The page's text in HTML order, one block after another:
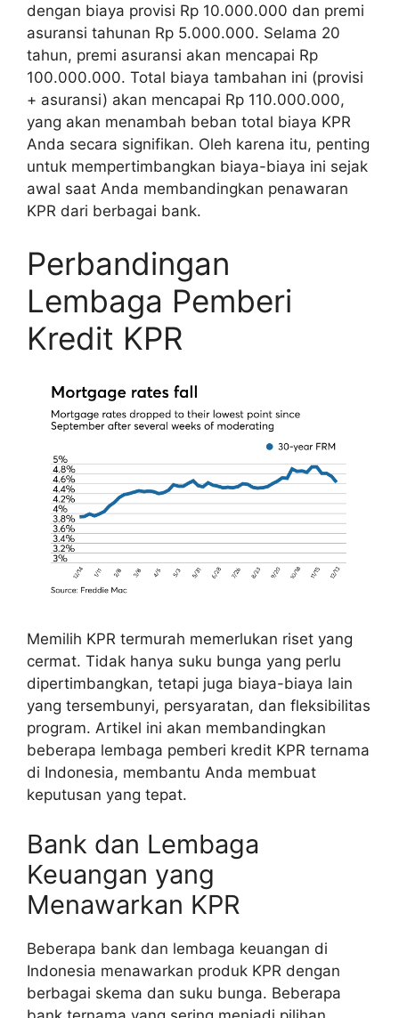
dengan biaya provisi Rp 10.000.000 dan premi
asuransi tahunan Rp 5.000.000. Selama 20
tahun, premi asuransi akan mencapai Rp
100.000.000. Total biaya tambahan ini (provisi
+ asuransi) akan mencapai Rp 110.000.000,
yang akan menambah beban total biaya KPR
Anda secara signifikan. Oleh karena itu, penting
untuk mempertimbangkan biaya-biaya ini sejak
awal saat Anda membandingkan penawaran
KPR dari berbagai bank.
Perbandingan
Lembaga Pemberi
Kredit KPR
Memilih KPR termurah memerlukan riset yang
cermat. Tidak hanya suku bunga yang perlu
dipertimbangkan, tetapi juga biaya-biaya lain
yang tersembunyi, persyaratan, dan fleksibilitas
program. Artikel ini akan membandingkan
beberapa lembaga pemberi kredit KPR ternama
di Indonesia, membantu Anda membuat
keputusan yang tepat.
Bank dan Lembaga
Keuangan yang
Menawarkan KPR
Beberapa bank dan lembaga keuangan di
Indonesia menawarkan produk KPR dengan
berbagai skema dan suku bunga. Beberapa